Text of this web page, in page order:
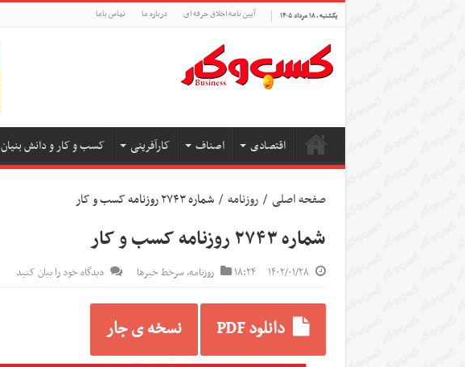
یکشنبه , ۱۸ مرداد ۱۴۰۵ آیین نامه اخلاق حرفه ای درباره ما تماس باما
اقتصادی اصناف کارآفرینی کسب و کار و دانش بنیان
صفحه اصلی / روزنامه / شماره ۲۷۴۳ روزنامه کسب و کار
شماره ۲۷۴۳ روزنامه کسب و کار
۱۴۰۲/۰۱/۲۸ ۱۸:۲۴ روزنامه,سرخط خبرها دیدگاه خود را بیان کنید
دانلود PDF نسخه ی جار